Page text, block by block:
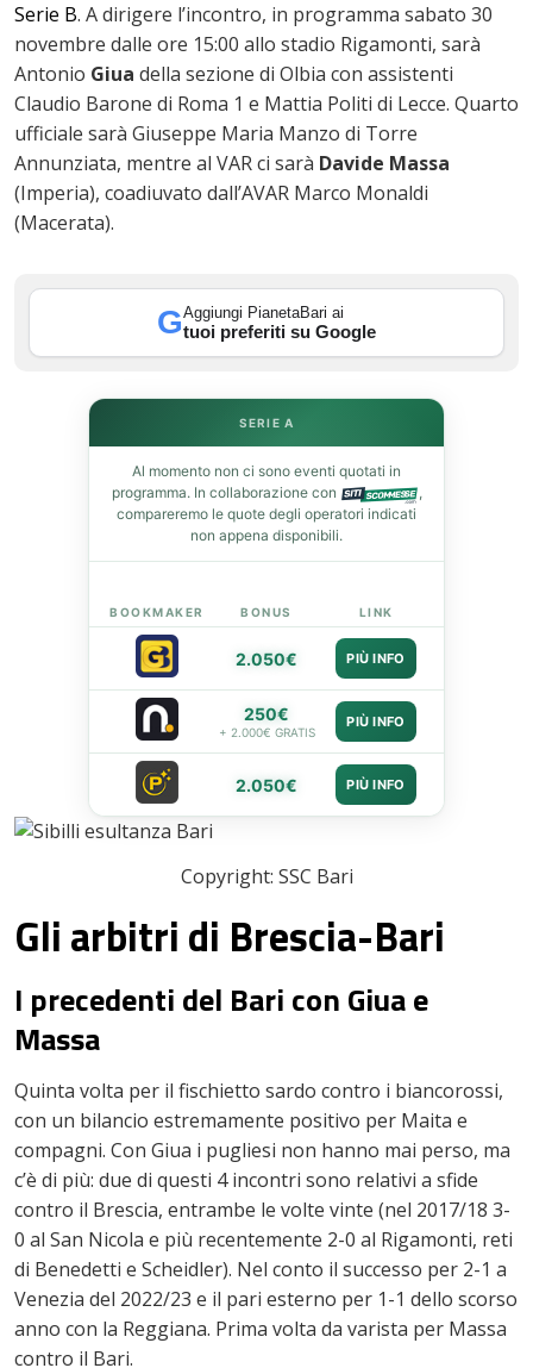
Serie B. A dirigere l’incontro, in programma sabato 30
novembre dalle ore 15:00 allo stadio Rigamonti, sarà
Antonio Giua della sezione di Olbia con assistenti
Claudio Barone di Roma 1 e Mattia Politi di Lecce. Quarto
ufficiale sarà Giuseppe Maria Manzo di Torre
Annunziata, mentre al VAR ci sarà Davide Massa
(Imperia), coadiuvato dall’AVAR Marco Monaldi
(Macerata).
GAggiungi PianetaBari ai
tuoi preferiti su Google
SERIE A
Al momento non ci sono eventi quotati in
programma. In collaborazione con
,
compareremo le quote degli operatori indicati
non appena disponibili.
BOOKMAKER BONUS LINK
2.050€ PIÙ INFO
250€
+ 2.000€ GRATIS
PIÙ INFO
2.050€ PIÙ INFO
Copyright: SSC Bari
Gli arbitri di Brescia-Bari
I precedenti del Bari con Giua e
Massa
Quinta volta per il fischietto sardo contro i biancorossi,
con un bilancio estremamente positivo per Maita e
compagni. Con Giua i pugliesi non hanno mai perso, ma
c’è di più: due di questi 4 incontri sono relativi a sfide
contro il Brescia, entrambe le volte vinte (nel 2017/18 3-
0 al San Nicola e più recentemente 2-0 al Rigamonti, reti
di Benedetti e Scheidler). Nel conto il successo per 2-1 a
Venezia del 2022/23 e il pari esterno per 1-1 dello scorso
anno con la Reggiana. Prima volta da varista per Massa
contro il Bari.